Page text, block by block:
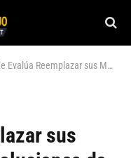
Reemplazar sus Modelos de IA por Soluciones de Terceros para Renovar Siri
sus